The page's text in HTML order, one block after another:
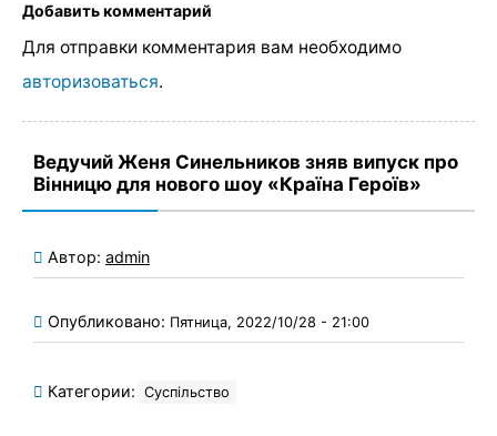
Добавить комментарий
Для отправки комментария вам необходимо
авторизоваться.
Ведучий Женя Синельников зняв випуск про
Вінницю для нового шоу «Країна Героїв»
Автор: admin
Опубликовано: Пятница, 2022/10/28 - 21:00
Категории: Суспільство